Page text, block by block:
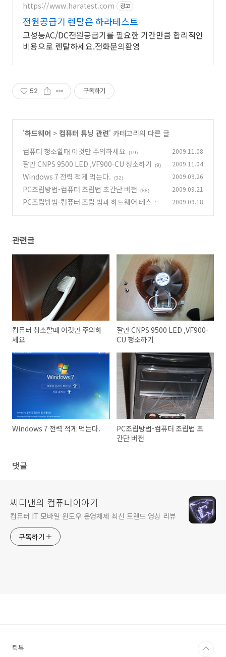
https://www.haratest.com 광고
전원공급기 렌탈은 하라테스트
고성능AC/DC전원공급기를 필요한 기간만큼 합리적인
비용으로 렌탈하세요.전화문의환영
52 구독하기
'하드웨어 > 컴퓨터 튜닝 관련' 카테고리의 다른 글
컴퓨터 청소할때 이것만 주의하세요
(19) 2009.11.08
잘만 CNPS 9500 LED ,VF900-CU 청소하기 (9) 2009.11.04
Windows 7 전력 적게 먹는다. (32) 2009.09.26
PC조립방법-컴퓨터 조립법 초간단 버전 (88) 2009.09.21
PC조립방법-컴퓨터 조립 법과 하드웨어 테스트 2009.09.18
관련글
컴퓨터 청소할때 이것만 주의하
세요
잘만 CNPS 9500 LED ,VF900-
CU 청소하기
Windows 7 전력 적게 먹는다.
PC조립방법-컴퓨터 조립법 초
간단 버전
댓글
씨디맨의 컴퓨터이야기
컴퓨터 IT 모바일 윈도우 운영체제 최신 트랜드 영상 리뷰
구독하기
틱톡